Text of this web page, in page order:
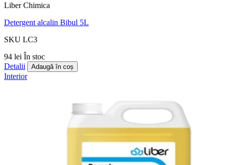
Liber Chimica
Detergent alcalin Bibul 5L
SKU LC3
94 lei În stoc
Detalii
Adaugă în coș
Interior